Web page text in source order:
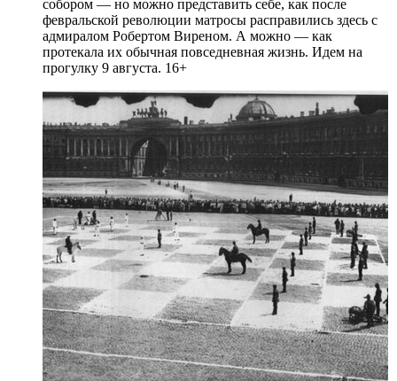
собором — но можно представить себе, как после
февральской революции матросы расправились здесь с
адмиралом Робертом Виреном. А можно — как
протекала их обычная повседневная жизнь. Идем на
прогулку 9 августа. 16+